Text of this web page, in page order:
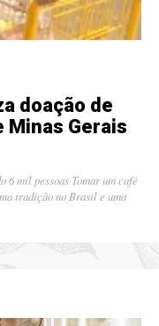
doação de
Minas Gerais
6 mil pessoas Tomar um café
tradição no Brasil e uma